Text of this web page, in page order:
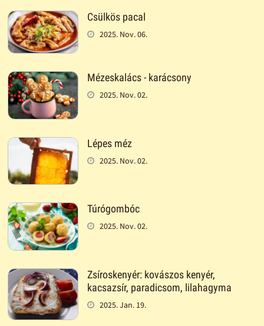
Csülkös pacal
2025. Nov. 06.
Mézeskalács - karácsony
2025. Nov. 02.
Lépes méz
2025. Nov. 02.
Túrógombóc
2025. Nov. 02.
Zsíroskenyér: kovászos kenyér,
kacsazsír, paradicsom, lilahagyma
2025. Jan. 19.